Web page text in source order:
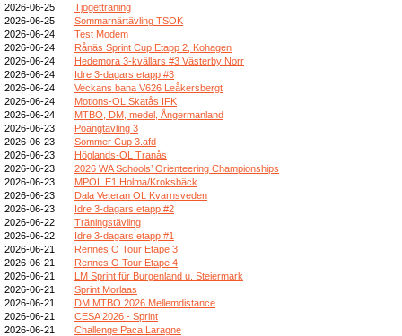
2026-06-25
Tjogetträning
2026-06-25
Sommarnärtävling TSOK
2026-06-24
Test Modem
2026-06-24
Rånäs Sprint Cup Etapp 2, Kohagen
2026-06-24
Hedemora 3-kvällars #3 Västerby Norr
2026-06-24
Idre 3-dagars etapp #3
2026-06-24
Veckans bana V626 Leåkersbergt
2026-06-24
Motions-OL Skatås IFK
2026-06-24
MTBO, DM, medel, Ångermanland
2026-06-23
Poängtävling 3
2026-06-23
Sommer Cup 3.afd
2026-06-23
Höglands-OL Tranås
2026-06-23
2026 WA Schools’ Orienteering Championships
2026-06-23
MPOL E1 Holma/Kroksbäck
2026-06-23
Dala Veteran OL Kvarnsveden
2026-06-23
Idre 3-dagars etapp #2
2026-06-22
Träningstävling
2026-06-22
Idre 3-dagars etapp #1
2026-06-21
Rennes O Tour Etape 3
2026-06-21
Rennes O Tour Etape 4
2026-06-21
LM Sprint für Burgenland u. Steiermark
2026-06-21
Sprint Morlaas
2026-06-21
DM MTBO 2026 Mellemdistance
2026-06-21
CESA 2026 - Sprint
2026-06-21
Challenge Paca Laragne